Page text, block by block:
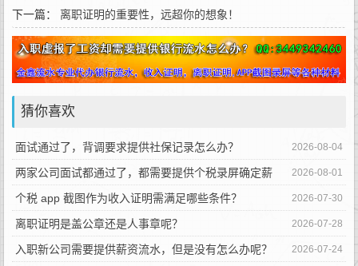
下一篇： 离职证明的重要性，远超你的想象！
猜你喜欢
2026-08-04
面试通过了，背调要求提供社保记录怎么办？
2026-08-01
两家公司面试都通过了，都需要提供个税录屏确定薪
资，靠谱吗？
2026-07-30
个税 app 截图作为收入证明需满足哪些条件？
2026-07-28
离职证明是盖公章还是人事章呢？
2026-07-24
入职新公司需要提供薪资流水，但是没有怎么办呢？